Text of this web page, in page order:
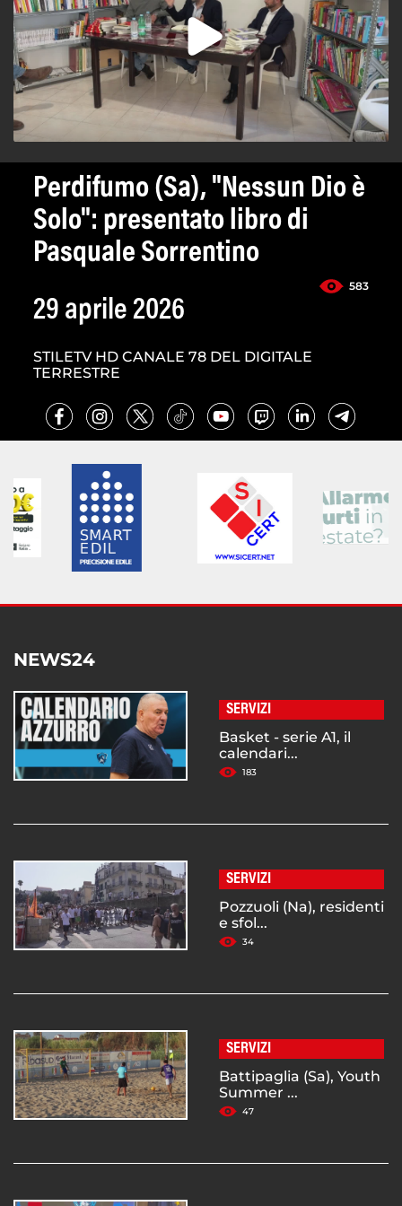
Perdifumo (Sa), "Nessun Dio è
Solo": presentato libro di
Pasquale Sorrentino
583
29 aprile 2026
STILETV HD CANALE 78 DEL DIGITALE
TERRESTRE
NEWS24
SERVIZI
Basket - serie A1, il
calendari...
183
SERVIZI
Pozzuoli (Na), residenti
e sfol...
34
SERVIZI
Battipaglia (Sa), Youth
Summer ...
47